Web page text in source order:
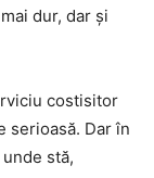
dur, dar și
costisitor
serioasă. Dar în
stă,